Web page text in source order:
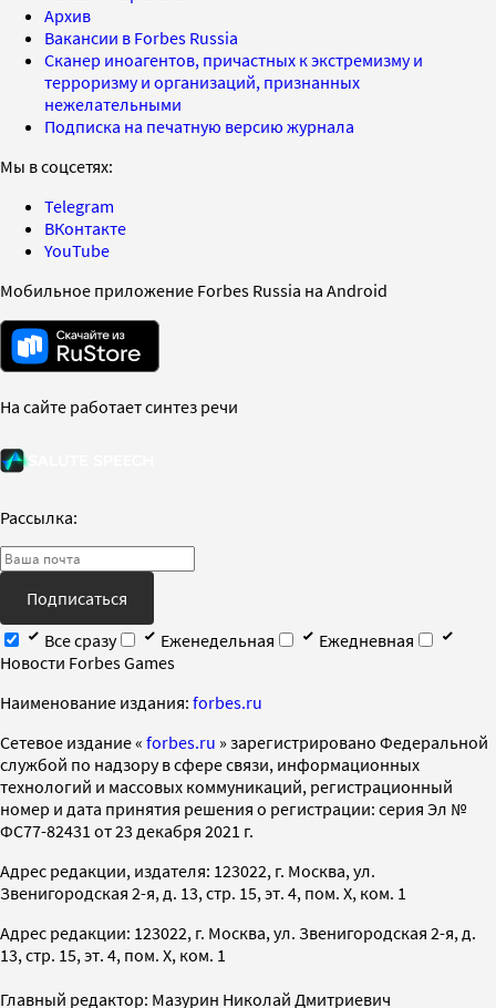
Архив
Вакансии в Forbes Russia
Сканер иноагентов, причастных к экстремизму и
терроризму и организаций, признанных
нежелательными
Подписка на печатную версию журнала
Мы в соцсетях:
Telegram
ВКонтакте
YouTube
Мобильное приложение Forbes Russia на Android
На сайте работает синтез речи
Рассылка:
Подписаться
Все сразу
Еженедельная
Ежедневная
Новости Forbes Games
Наименование издания: forbes.ru
Cетевое издание « forbes.ru » зарегистрировано Федеральной
службой по надзору в сфере связи, информационных
технологий и массовых коммуникаций, регистрационный
номер и дата принятия решения о регистрации: серия Эл №
ФС77-82431 от 23 декабря 2021 г.
Адрес редакции, издателя: 123022, г. Москва, ул.
Звенигородская 2-я, д. 13, стр. 15, эт. 4, пом. X, ком. 1
Адрес редакции: 123022, г. Москва, ул. Звенигородская 2-я, д.
13, стр. 15, эт. 4, пом. X, ком. 1
Главный редактор: Мазурин Николай Дмитриевич